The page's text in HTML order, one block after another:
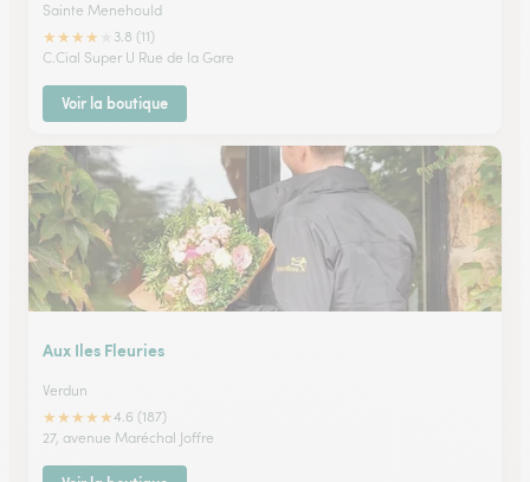
Sainte Menehould
★★★★
3.8 (11)
C.Cial Super U Rue de la Gare
Voir la boutique
Aux Iles Fleuries
Verdun
★★★★★4.6 (187)
27, avenue Maréchal Joffre